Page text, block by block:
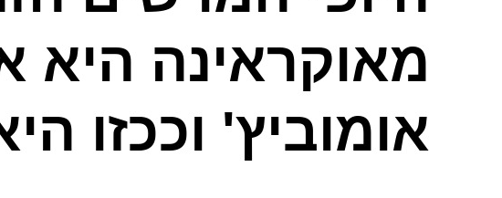
מאוקראינה היא
אומוביץ' וככזו